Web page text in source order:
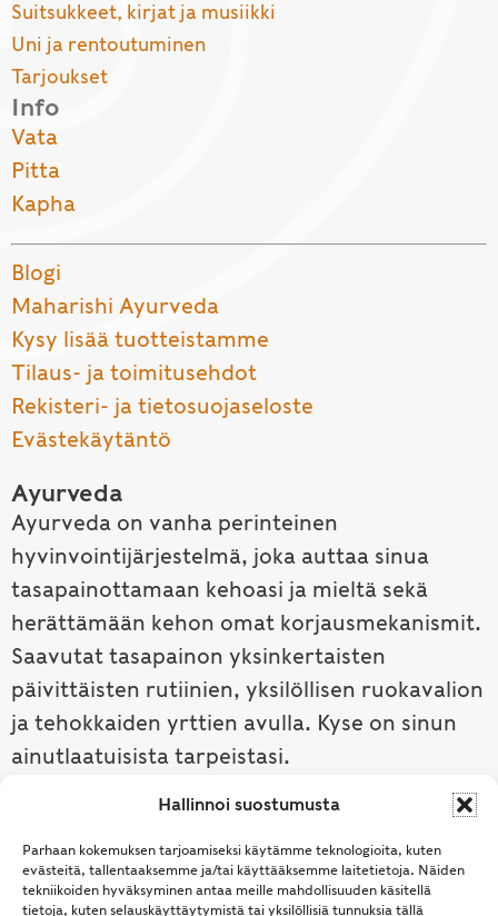
Hallinnoi suostumusta
Parhaan kokemuksen tarjoamiseksi käytämme teknologioita, kuten
evästeitä, tallentaaksemme ja/tai käyttääksemme laitetietoja. Näiden
tekniikoiden hyväksyminen antaa meille mahdollisuuden käsitellä
tietoja, kuten selauskäyttäytymistä tai yksilöllisiä tunnuksia tällä
Suitsukkeet, kirjat ja musiikki
Uni ja rentoutuminen
Tarjoukset
Info
Vata
Pitta
Kapha
Blogi
Maharishi Ayurveda
Kysy lisää tuotteistamme
Tilaus- ja toimitusehdot
Rekisteri- ja tietosuojaseloste
Evästekäytäntö
Ayurveda
Ayurveda on vanha perinteinen
hyvinvointijärjestelmä, joka auttaa sinua
tasapainottamaan kehoasi ja mieltä sekä
herättämään kehon omat korjausmekanismit.
Saavutat tasapainon yksinkertaisten
päivittäisten rutiinien, yksilöllisen ruokavalion
ja tehokkaiden yrttien avulla. Kyse on sinun
ainutlaatuisista tarpeistasi.
Tutustu ayurvedaan →